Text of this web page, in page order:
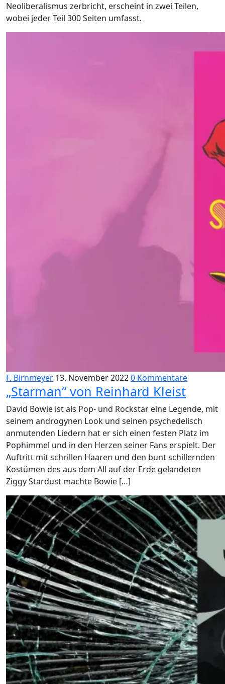
Neoliberalismus zerbricht, erscheint in zwei Teilen,
wobei jeder Teil 300 Seiten umfasst.
F. Birnmeyer 13. November 20220 Kommentare
„Starman“ von Reinhard Kleist
David Bowie ist als Pop- und Rockstar eine Legende, mit
seinem androgynen Look und seinen psychedelisch
anmutenden Liedern hat er sich einen festen Platz im
Pophimmel und in den Herzen seiner Fans erspielt. Der
Auftritt mit schrillen Haaren und den bunt schillernden
Kostümen des aus dem All auf der Erde gelandeten
Ziggy Stardust machte Bowie […]